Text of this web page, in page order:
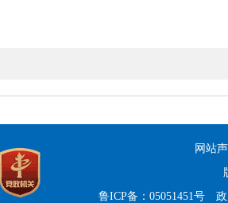
网站
鲁ICP备：05051451号